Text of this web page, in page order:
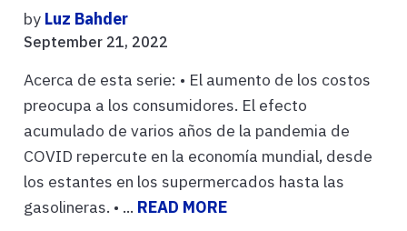
by Luz Bahder
September 21, 2022
Acerca de esta serie: • El aumento de los costos
preocupa a los consumidores. El efecto
acumulado de varios años de la pandemia de
COVID repercute en la economía mundial, desde
los estantes en los supermercados hasta las
gasolineras. • ... READ MORE